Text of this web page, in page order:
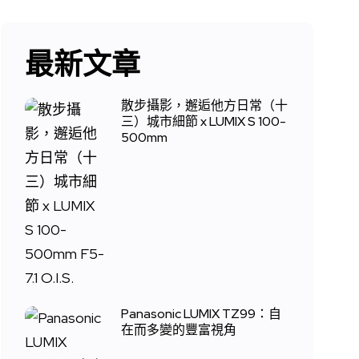
最新文章
散步攝影，邂逅他方日常（十
三）城市細節 x LUMIX S 100-
500mm
Panasonic LUMIX TZ99：自
在而多變的豐富視角